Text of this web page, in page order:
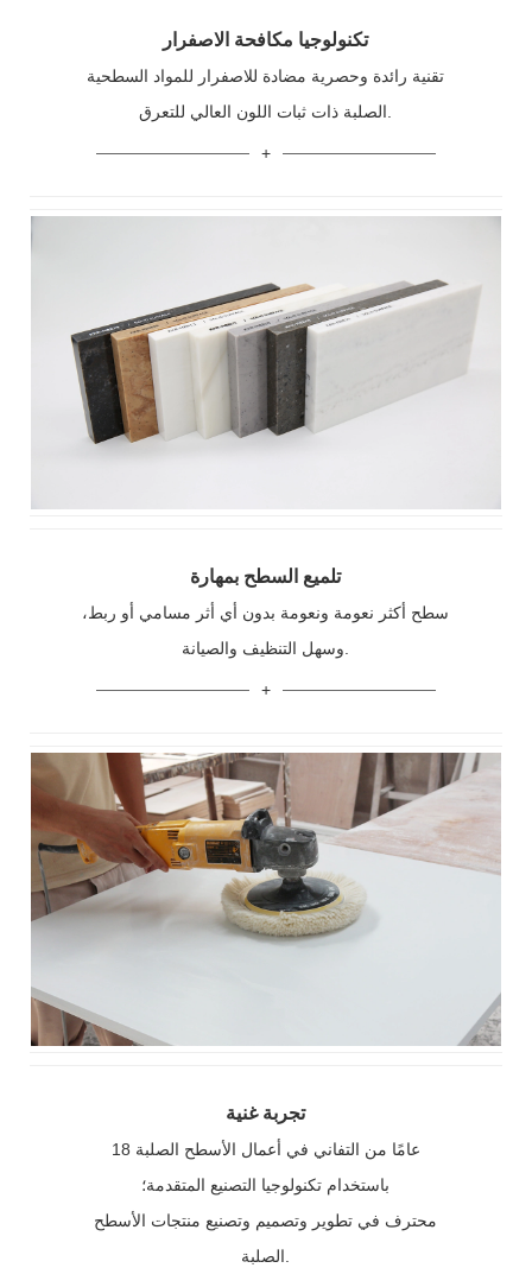
تكنولوجيا مكافحة الاصفرار
تقنية رائدة وحصرية مضادة للاصفرار للمواد السطحية
الصلبة ذات ثبات اللون العالي للتعرق.
تجربة غنية
18 عامًا من التفاني في أعمال الأسطح الصلبة
باستخدام تكنولوجيا التصنيع المتقدمة؛
محترف في تطوير وتصميم وتصنيع منتجات الأسطح
تلميع السطح بمهارة
سطح أكثر نعومة ونعومة بدون أي أثر مسامي أو ربط،